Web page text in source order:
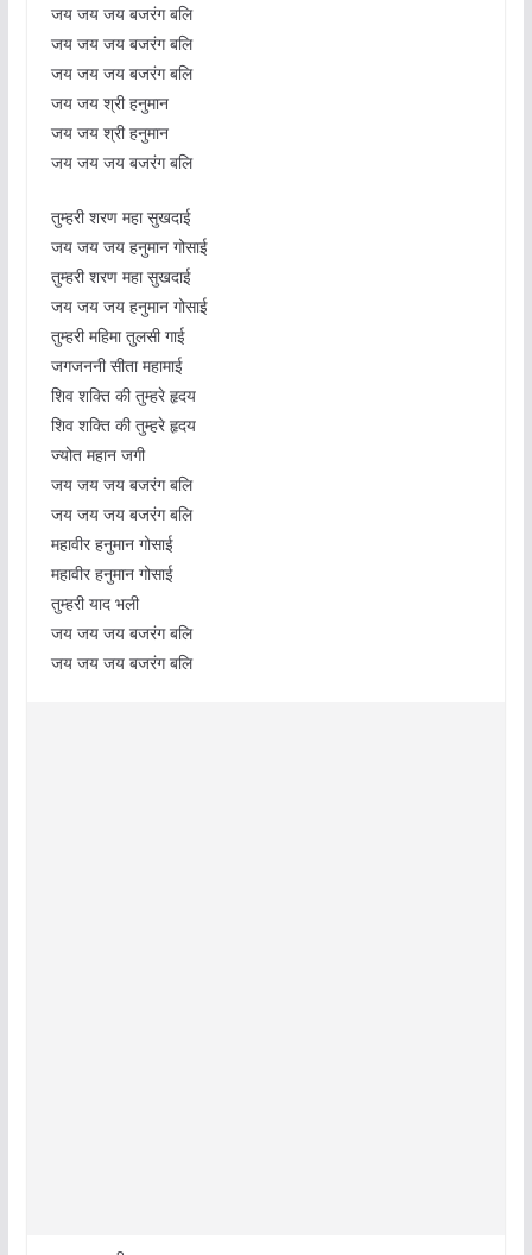
जय जय जय बजरंग बलि
जय जय जय बजरंग बलि
जय जय जय बजरंग बलि
जय जय श्री हनुमान
जय जय श्री हनुमान
जय जय जय बजरंग बलि
तुम्हरी शरण महा सुखदाई
जय जय जय हनुमान गोसाई
तुम्हरी शरण महा सुखदाई
जय जय जय हनुमान गोसाई
तुम्हरी महिमा तुलसी गाई
जगजननी सीता महामाई
शिव शक्ति की तुम्हरे हृदय
शिव शक्ति की तुम्हरे हृदय
ज्योत महान जगी
जय जय जय बजरंग बलि
जय जय जय बजरंग बलि
महावीर हनुमान गोसाई
महावीर हनुमान गोसाई
तुम्हरी याद भली
जय जय जय बजरंग बलि
जय जय जय बजरंग बलि